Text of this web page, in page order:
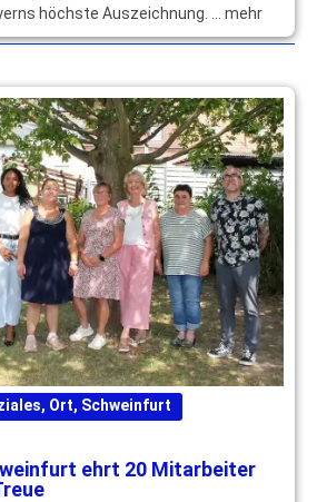
höchste Auszeichnung. … mehr
, Ort, Schweinfurt
ehrt 20 Mitarbeiter